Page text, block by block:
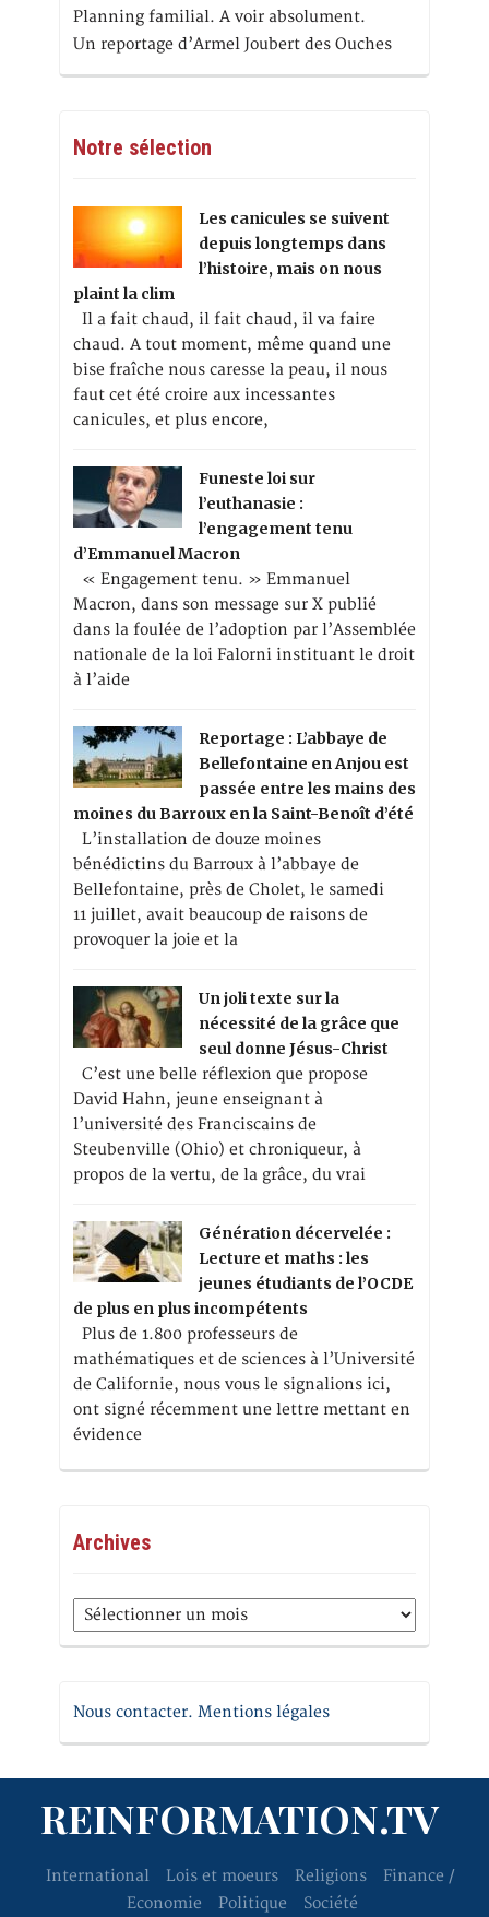
Planning familial. A voir absolument.
Un reportage d’Armel Joubert des Ouches
Notre sélection
Les canicules se suivent
depuis longtemps dans
l’histoire, mais on nous
plaint la clim
Il a fait chaud, il fait chaud, il va faire
chaud. A tout moment, même quand une
bise fraîche nous caresse la peau, il nous
faut cet été croire aux incessantes
canicules, et plus encore,
Funeste loi sur
l’euthanasie :
l’engagement tenu
d’Emmanuel Macron
« Engagement tenu. » Emmanuel
Macron, dans son message sur X publié
dans la foulée de l’adoption par l’Assemblée
nationale de la loi Falorni instituant le droit
à l’aide
Reportage : L’abbaye de
Bellefontaine en Anjou est
passée entre les mains des
moines du Barroux en la Saint-Benoît d’été
L’installation de douze moines
bénédictins du Barroux à l’abbaye de
Bellefontaine, près de Cholet, le samedi
11 juillet, avait beaucoup de raisons de
provoquer la joie et la
Un joli texte sur la
nécessité de la grâce que
seul donne Jésus-Christ
C’est une belle réflexion que propose
David Hahn, jeune enseignant à
l’université des Franciscains de
Steubenville (Ohio) et chroniqueur, à
propos de la vertu, de la grâce, du vrai
Génération décervelée :
Lecture et maths : les
jeunes étudiants de l’OCDE
de plus en plus incompétents
Plus de 1.800 professeurs de
mathématiques et de sciences à l’Université
de Californie, nous vous le signalions ici,
ont signé récemment une lettre mettant en
évidence
Archives
Archives
Nous contacter. Mentions légales
REINFORMATION.TV
International Lois et moeurs Religions
Finance /
Economie
Politique Société